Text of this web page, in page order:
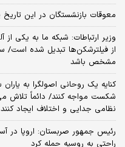
معوقات بازنشستگان در این
وزیر ارتباطات: شبکه ما به یکی از
از فیلترشکن‌ها تبدیل شده است/
مشخص باشد
کنایه یک روحانی اصولگرا به
شکست مواجه کنند/ دائماً تلاش
نظامی جدایی و اختلاف ایجاد کنند
رئیس جمهور صربستان: اروپا در
راحتی به روسیه حمله کرد